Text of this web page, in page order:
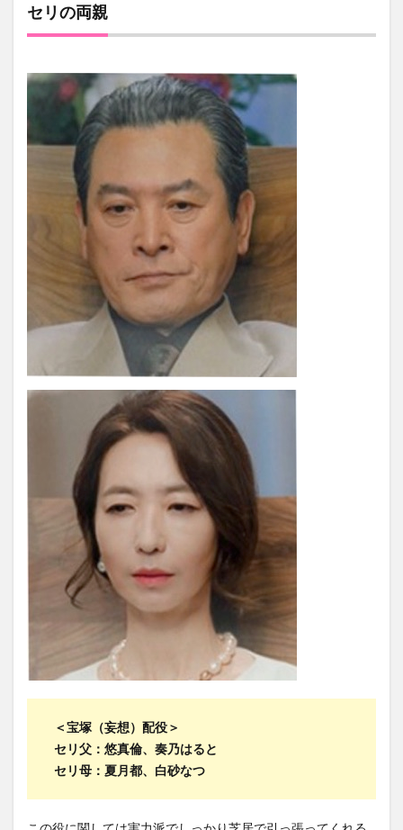
セリの両親
＜宝塚（妄想）配役＞
セリ父：悠真倫、奏乃はると
セリ母：夏月都、白砂なつ